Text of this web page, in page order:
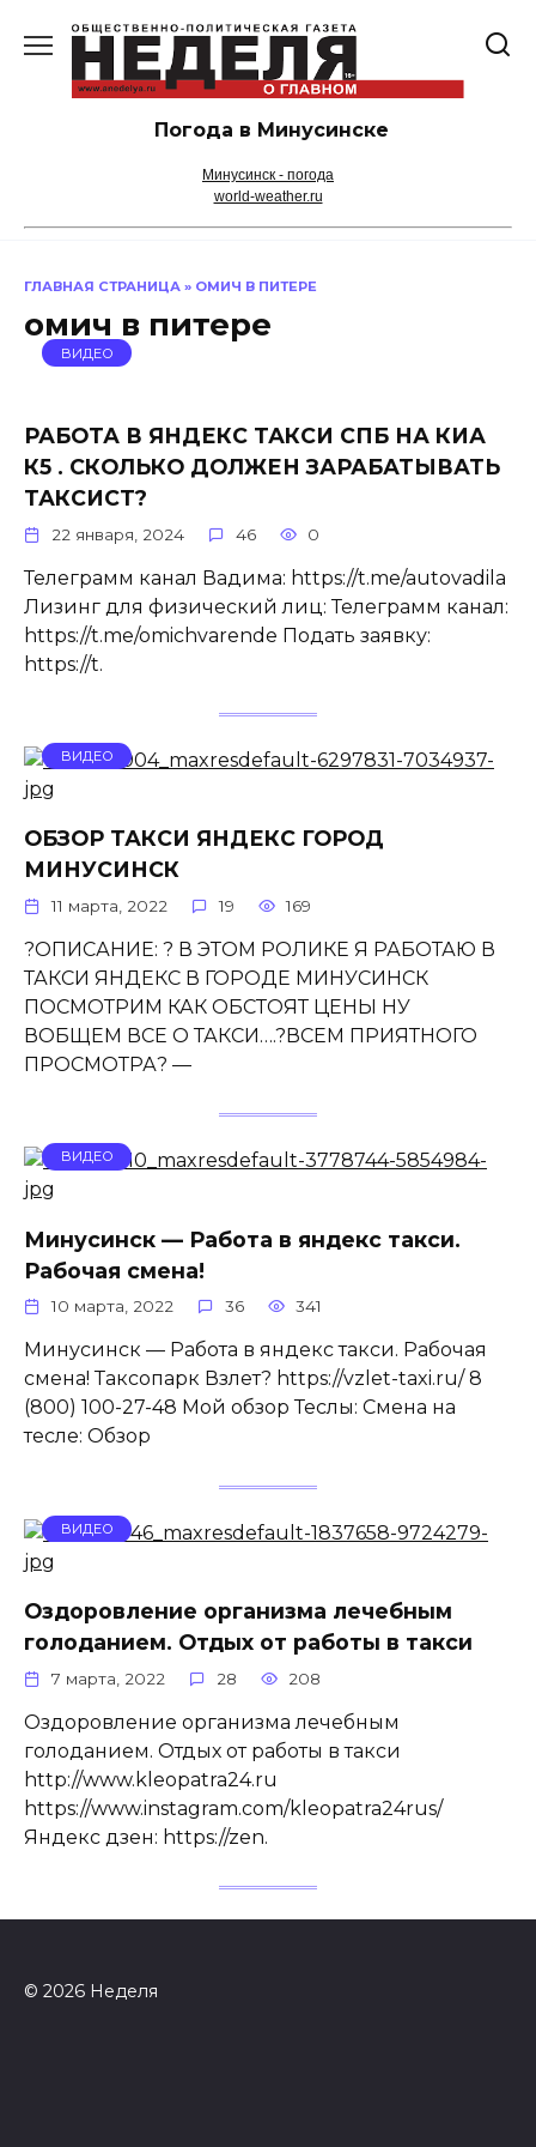
содержанию
Погода в Минусинске
Минусинск - погода
world-weather.ru
ГЛАВНАЯ СТРАНИЦА » ОМИЧ В ПИТЕРЕ
омич в питере
ВИДЕО
РАБОТА В ЯНДЕКС ТАКСИ СПБ НА КИА
К5 . СКОЛЬКО ДОЛЖЕН ЗАРАБАТЫВАТЬ
ТАКСИСТ?
22 января, 2024 46 0
Телеграмм канал Вадима: https://t.me/autovadila
Лизинг для физический лиц: Телеграмм канал:
https://t.me/omichvarende Подать заявку:
https://t.
ВИДЕО
ОБЗОР ТАКСИ ЯНДЕКС ГОРОД
МИНУСИНСК
11 марта, 2022 19 169
?ОПИСАНИЕ: ? В ЭТОМ РОЛИКЕ Я РАБОТАЮ В
ТАКСИ ЯНДЕКС В ГОРОДЕ МИНУСИНСК
ПОСМОТРИМ КАК ОБСТОЯТ ЦЕНЫ НУ
ВОБЩЕМ ВСЕ О ТАКСИ….?ВСЕМ ПРИЯТНОГО
ПРОСМОТРА? —
ВИДЕО
Минусинск — Работа в яндекс такси.
Рабочая смена!
10 марта, 2022 36 341
Минусинск — Работа в яндекс такси. Рабочая
смена! Таксопарк Взлет? https://vzlet-taxi.ru/ 8
(800) 100-27-48 Мой обзор Теслы: Смена на
тесле: Обзор
ВИДЕО
Оздоровление организма лечебным
голоданием. Отдых от работы в такси
7 марта, 2022 28 208
Оздоровление организма лечебным
голоданием. Отдых от работы в такси
http://www.kleopatra24.ru
https://www.instagram.com/kleopatra24rus/
Яндекс дзен: https://zen.
© 2026 Неделя